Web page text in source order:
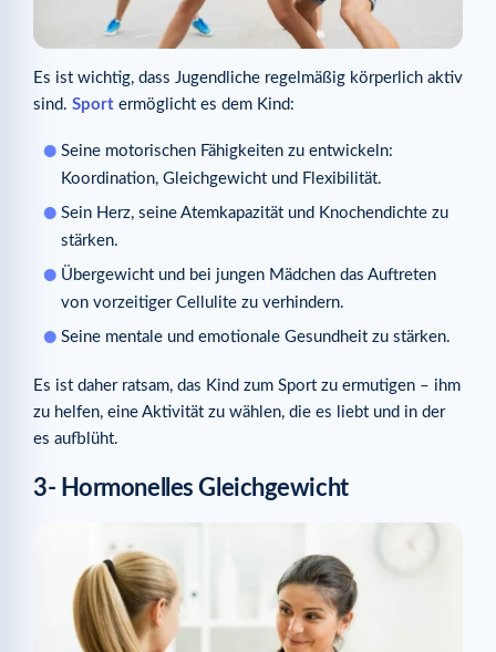
Es ist wichtig, dass Jugendliche regelmäßig körperlich aktiv
sind. Sport ermöglicht es dem Kind:
Seine motorischen Fähigkeiten zu entwickeln:
Koordination, Gleichgewicht und Flexibilität.
Sein Herz, seine Atemkapazität und Knochendichte zu
stärken.
Übergewicht und bei jungen Mädchen das Auftreten
von vorzeitiger Cellulite zu verhindern.
Seine mentale und emotionale Gesundheit zu stärken.
Es ist daher ratsam, das Kind zum Sport zu ermutigen – ihm
zu helfen, eine Aktivität zu wählen, die es liebt und in der
es aufblüht.
3- Hormonelles Gleichgewicht